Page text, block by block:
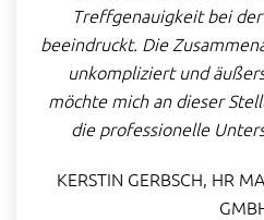
Treffgenauigkeit bei
beeindruckt. Die
unkompliziert und
möchte mich an dieser
die professionelle
KERSTIN GERBSCH, HR